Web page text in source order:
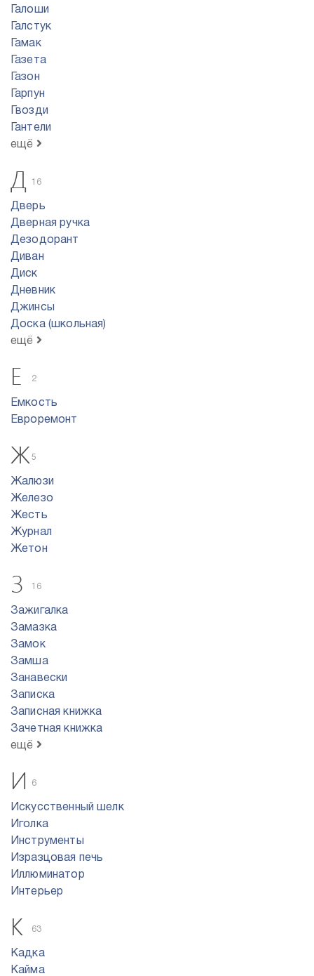
Галоши
Галстук
Гамак
Газета
Газон
Гарпун
Гвозди
Гантели
ещё
Д 16
Дверь
Дверная ручка
Дезодорант
Диван
Диск
Дневник
Джинсы
Доска (школьная)
ещё
Е 2
Емкость
Евроремонт
Ж5
Жалюзи
Железо
Жесть
Журнал
Жетон
З 16
Зажигалка
Замазка
Замок
Замша
Занавески
Записка
Записная книжка
Зачетная книжка
ещё
И 6
Искусственный шелк
Иголка
Инструменты
Изразцовая печь
Иллюминатор
Интерьер
К 63
Кадка
Кайма